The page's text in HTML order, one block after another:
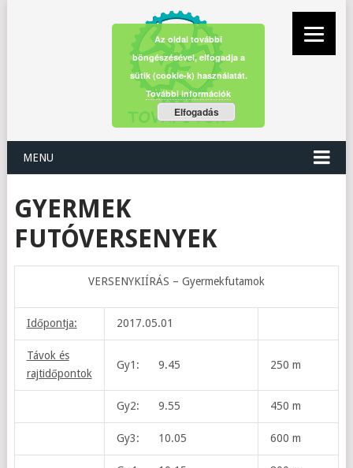
MENU
GYERMEK
FUTÓVERSENYEK
VERSENYKIÍRÁS – Gyermekfutamok
Időpontja: 2017.05.01
Távok és
rajtidőpontok
Gy1: 9.45 250 m
Gy2: 9.55 450 m
Gy3: 10.05 600 m
Az oldal további
böngészésével, elfogadja a
sütik (cookie-k) használatát.
További információk
Elfogadás